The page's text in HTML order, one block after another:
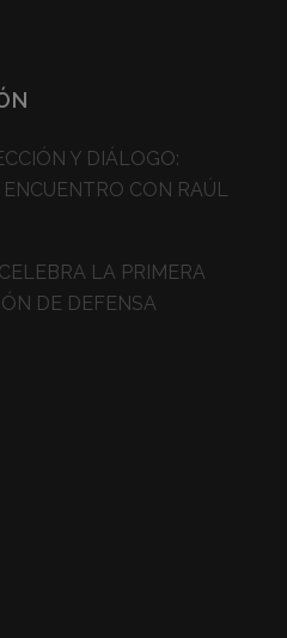
Y DIÁLOGO:
CON RAÚL
LA PRIMERA
DE DEFENSA